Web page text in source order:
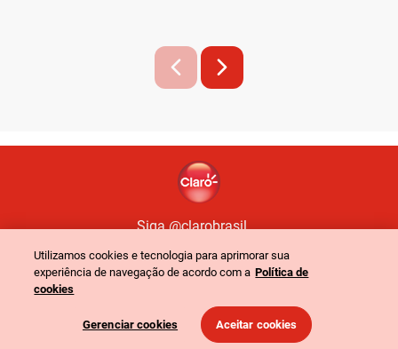
Siga @clarobrasil
Claro. Todos os direitos reservados-
CNPJ: 40.432.544/0001-47-
Rua Henri Dunant, 780 - São Paulo - SP
Utilizamos cookies e tecnologia para aprimorar sua
experiência de navegação de acordo com a Política de
cookies
Gerenciar cookies Aceitar cookies